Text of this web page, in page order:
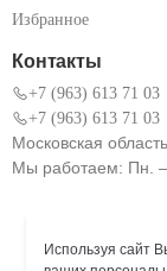
Избранное
Контакты
+7 (963) 613 71 03
+7 (963) 613 71 03
Московская
Мы работаем: Пн.
Используя сайт